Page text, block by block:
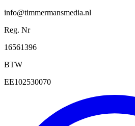
info@timmermansmedia.nl
Reg. Nr
16561396
BTW
EE102530070